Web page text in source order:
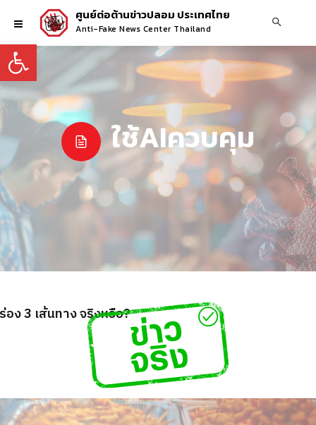
Open toolbar
ศูนย์ต่อต้านข่าวปลอม ประเทศไทย
Anti-Fake News Center Thailand
ใช้AIควบคุม
ง 3 เส้นทาง จริงหรือ?